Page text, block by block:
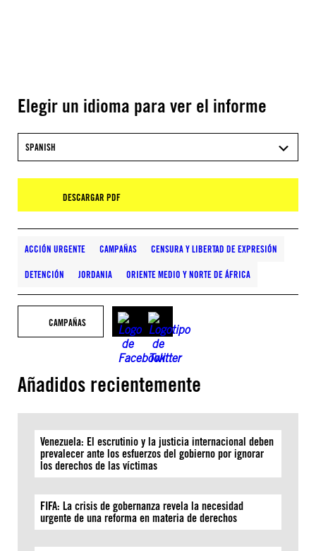
Elegir un idioma para ver el informe
SPANISH
DESCARGAR PDF
ACCIÓN URGENTE CAMPAÑAS CENSURA Y LIBERTAD DE EXPRESIÓN
DETENCIÓN JORDANIA ORIENTE MEDIO Y NORTE DE ÁFRICA
CAMPAÑAS
Añadidos recientemente
Venezuela: El escrutinio y la justicia internacional deben
prevalecer ante los esfuerzos del gobierno por ignorar
los derechos de las víctimas
FIFA: La crisis de gobernanza revela la necesidad
urgente de una reforma en materia de derechos